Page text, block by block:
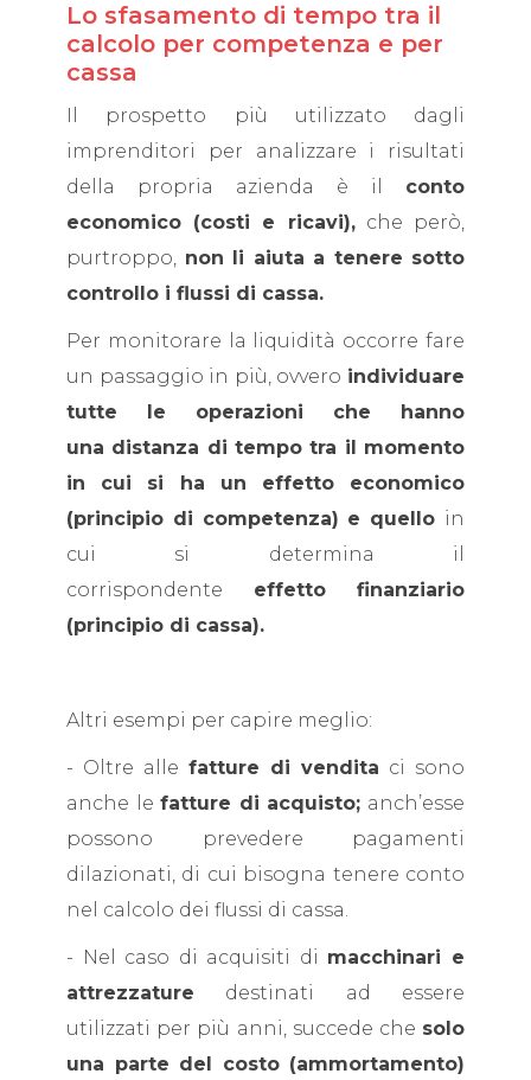
Lo sfasamento di tempo tra il
calcolo per competenza e per
cassa
Il prospetto più utilizzato dagli
imprenditori per analizzare i risultati
della propria azienda è il conto
economico (costi e ricavi),che però,
purtroppo, non li aiuta a tenere sotto
controllo i flussi di cassa.
Per monitorare la liquidità occorre fare
un passaggio in più, ovvero individuare
tutte le operazioni che hanno
una distanza di tempo tra il momento
in cui si ha un effetto economico
(principio di competenza) e quello in
cui si determina il
corrispondente effetto finanziario
(principio di cassa).
Altri esempi per capire meglio:
- Oltre alle fatture di vendita ci sono
anche lefatture di acquisto; anch’esse
possono prevedere pagamenti
dilazionati, di cui bisogna tenere conto
nel calcolo dei flussi di cassa.
- Nel caso di acquisiti di macchinari e
attrezzature destinati ad essere
utilizzati per più anni, succede che solo
una parte del costo (ammortamento)